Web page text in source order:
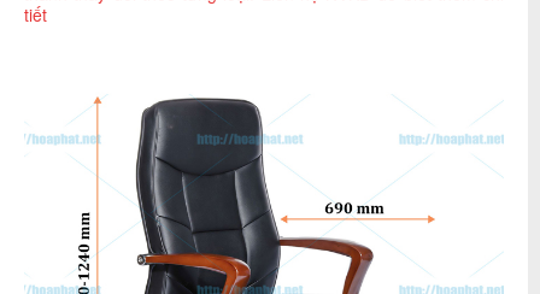
tiết